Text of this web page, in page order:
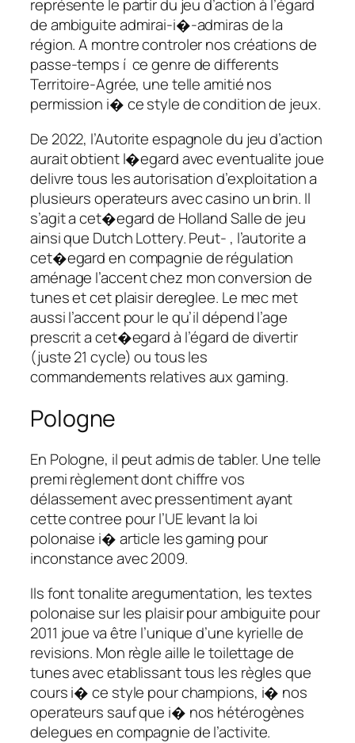
représente le partir du jeu d’action à l’égard
de ambiguite admirai-i�-admiras de la
région. A montre controler nos créations de
passe-temps í ce genre de differents
Territoire-Agrée, une telle amitié nos
permission i� ce style de condition de jeux.
De 2022, l’Autorite espagnole du jeu d’action
aurait obtient l�egard avec eventualite joue
delivre tous les autorisation d’exploitation a
plusieurs operateurs avec casino un brin. Il
s’agit a cet�egard de Holland Salle de jeu
ainsi que Dutch Lottery. Peut- , l’autorite a
cet�egard en compagnie de régulation
aménage l’accent chez mon conversion de
tunes et cet plaisir dereglee. Le mec met
aussi l’accent pour le qu’il dépend l’age
prescrit a cet�egard à l’égard de divertir
(juste 21 cycle) ou tous les
commandements relatives aux gaming.
Pologne
En Pologne, il peut admis de tabler. Une telle
premi règlement dont chiffre vos
délassement avec pressentiment ayant
cette contree pour l’UE levant la loi
polonaise i� article les gaming pour
inconstance avec 2009.
Ils font tonalite aregumentation, les textes
polonaise sur les plaisir pour ambiguite pour
2011 joue va être l’unique d’une kyrielle de
revisions. Mon règle aille le toilettage de
tunes avec etablissant tous les règles que
cours i� ce style pour champions, i� nos
operateurs sauf que i� nos hétérogènes
delegues en compagnie de l’activite.